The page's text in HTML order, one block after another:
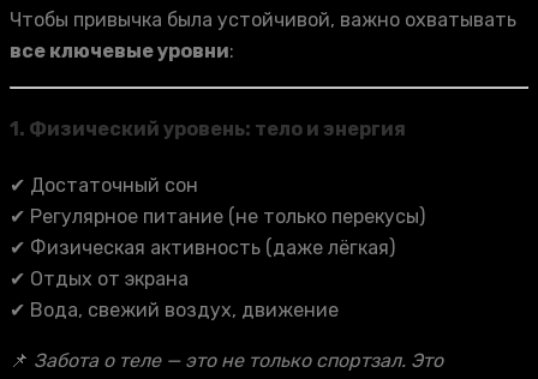
Чтобы привычка была устойчивой, важно охватывать
все ключевые уровни:
1. Физический уровень: тело и энергия
✔ Достаточный сон
✔ Регулярное питание (не только перекусы)
✔ Физическая активность (даже лёгкая)
✔ Отдых от экрана
✔ Вода, свежий воздух, движение
📌 Забота о теле — это не только спортзал. Это